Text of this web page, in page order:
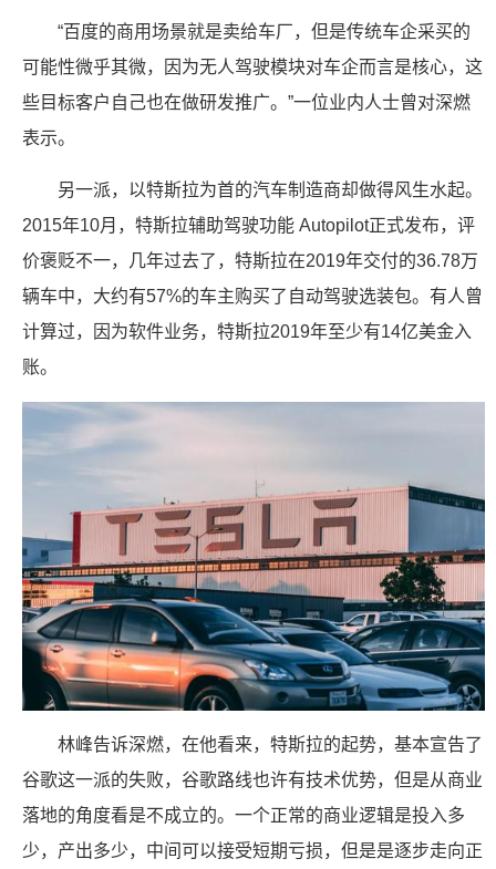
“百度的商用场景就是卖给车厂，但是传统车企采买的
可能性微乎其微，因为无人驾驶模块对车企而言是核心，这
些目标客户自己也在做研发推广。”一位业内人士曾对深燃
表示。
另一派，以特斯拉为首的汽车制造商却做得风生水起。
2015年10月，特斯拉辅助驾驶功能 Autopilot正式发布，评
价褒贬不一，几年过去了，特斯拉在2019年交付的36.78万
辆车中，大约有57%的车主购买了自动驾驶选装包。有人曾
计算过，因为软件业务，特斯拉2019年至少有14亿美金入
账。
林峰告诉深燃，在他看来，特斯拉的起势，基本宣告了
谷歌这一派的失败，谷歌路线也许有技术优势，但是从商业
落地的角度看是不成立的。一个正常的商业逻辑是投入多
少，产出多少，中间可以接受短期亏损，但是是逐步走向正